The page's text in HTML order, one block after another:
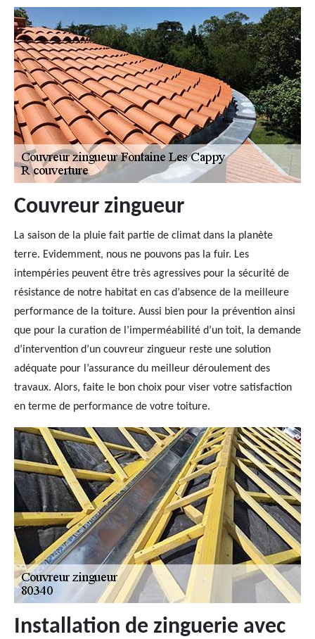
Couvreur zingueur
La saison de la pluie fait partie de climat dans la planète
terre. Evidemment, nous ne pouvons pas la fuir. Les
intempéries peuvent être très agressives pour la sécurité de
résistance de notre habitat en cas d’absence de la meilleure
performance de la toiture. Aussi bien pour la prévention ainsi
que pour la curation de l’imperméabilité d’un toit, la demande
d’intervention d’un couvreur zingueur reste une solution
adéquate pour l’assurance du meilleur déroulement des
travaux. Alors, faite le bon choix pour viser votre satisfaction
en terme de performance de votre toiture.
Installation de zinguerie avec